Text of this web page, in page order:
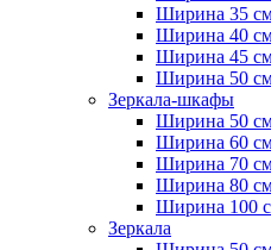
Ширина 35
Ширина 40
Ширина 45
Ширина 50
Зеркала-шкафы
Ширина 50
Ширина 60
Ширина 70
Ширина 80
Ширина 100
Зеркала